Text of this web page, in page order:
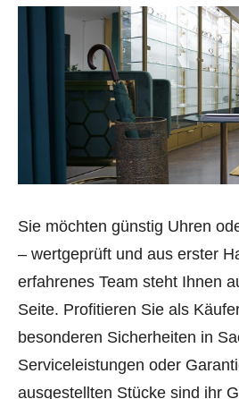
Sie möchten günstig Uhren
– wertgeprüft und aus erster
erfahrenes Team steht Ihnen
Seite. Profitieren Sie als
besonderen Sicherheiten in
Serviceleistungen oder
ausgestellten Stücke sind ihr